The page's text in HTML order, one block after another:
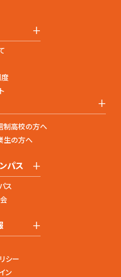
+
+
制高校の方へ
生の方へ
パス +
ス
+
シー
ン